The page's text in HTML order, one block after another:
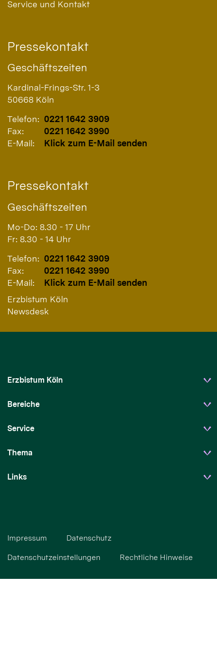
Service und Kontakt
Pressekontakt
Geschäftszeiten
Kardinal-Frings-Str. 1-3
50668 Köln
Telefon: 0221 1642 3909
Fax:
0221 1642 3990
E-Mail:
Klick zum E-Mail senden
Pressekontakt
Geschäftszeiten
Mo-Do: 8.30 - 17 Uhr
Fr: 8.30 - 14 Uhr
Telefon: 0221 1642 3909
Fax:
0221 1642 3990
E-Mail:
Klick zum E-Mail senden
Erzbistum Köln
Newsdesk
Erzbistum Köln
Bereiche
Service
Thema
Links
Impressum Datenschutz
Datenschutzeinstellungen Rechtliche Hinweise